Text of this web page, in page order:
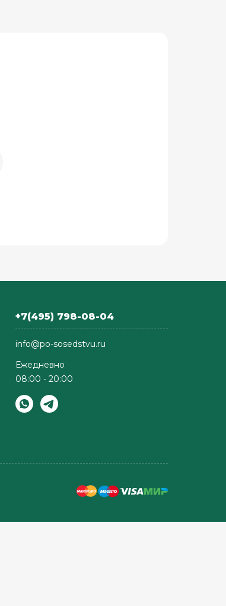
+7(495) 798-08-04
info@po-sosedstvu.ru
Ежедневно
08:00 - 20:00